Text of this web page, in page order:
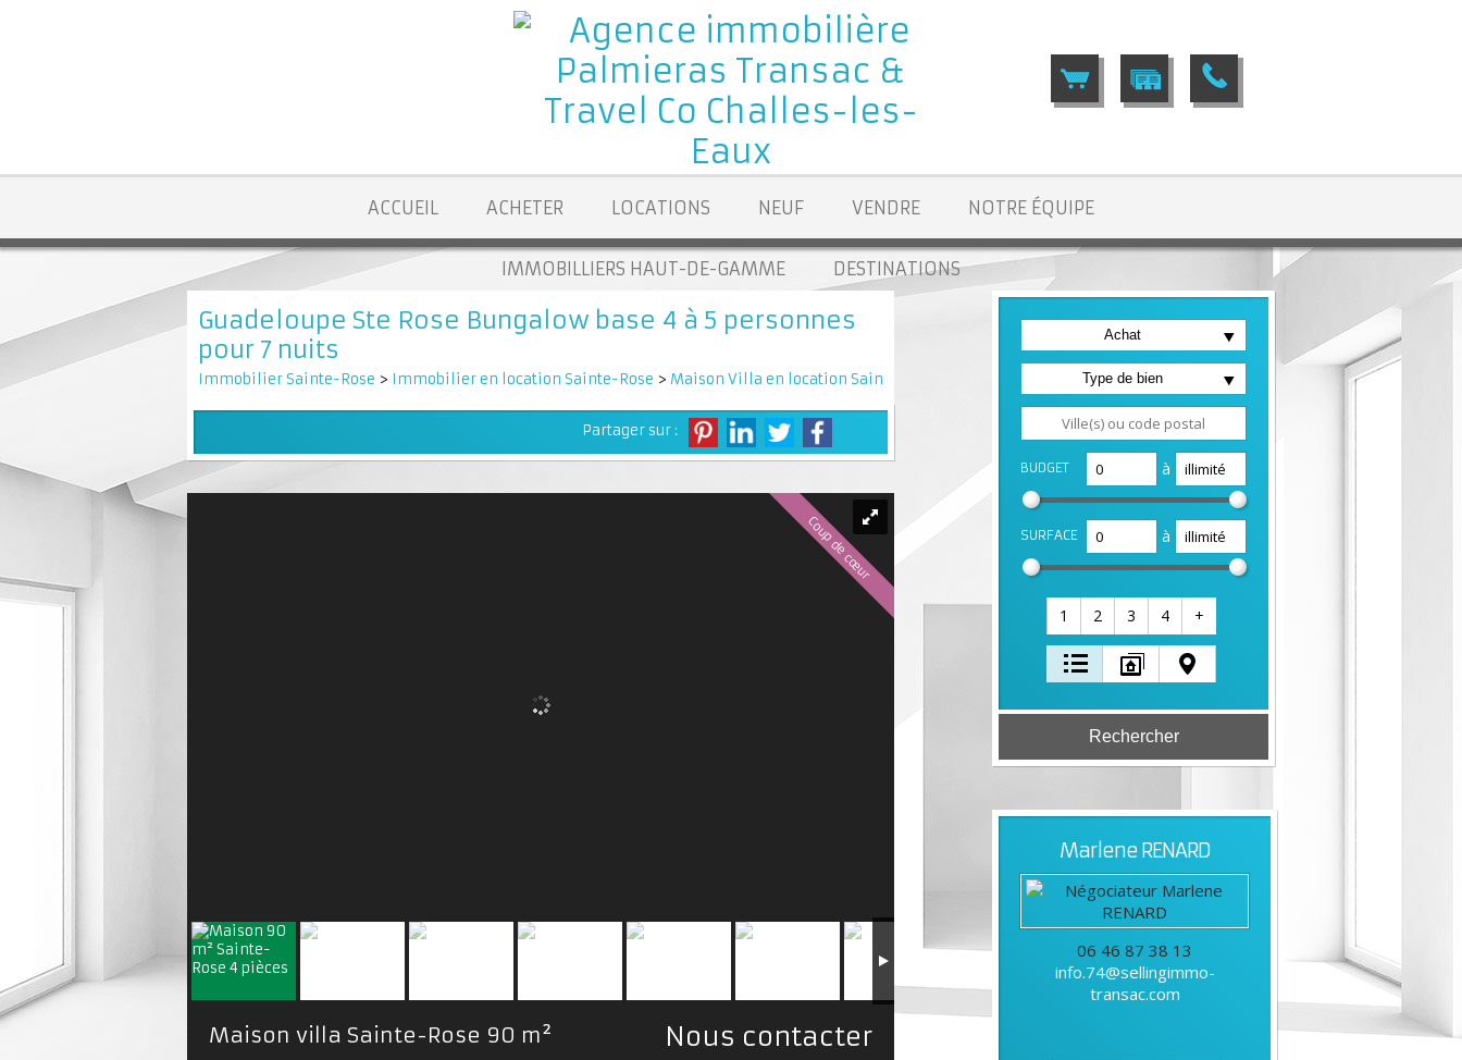
ACCUEIL ACHETER LOCATIONS NEUF VENDRE NOTRE ÉQUIPE
IMMOBILLIERS HAUT-DE-GAMME DESTINATIONS
Achat
Type de bien
BUDGET à
SURFACE à
1 2 3 4 +
MarleneRENARD
06 46 87 38 13
info.74@sellingimmo-
transac.com
Guadeloupe Ste Rose Bungalow base 4 à 5 personnes
pour 7 nuits
Immobilier Sainte-Rose > Immobilier en location Sainte-Rose > Maison Villa en location Sainte-Rose > Maison villa LM483
Partager sur :
Coup de cœur
Maison villa Sainte-Rose 90 m² Nous contacter